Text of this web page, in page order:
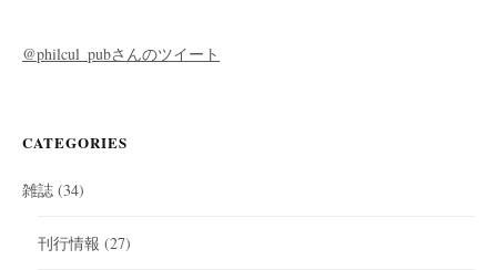
@philcul_pubさんのツイート
CATEGORIES
雑誌 (34)
刊行情報 (27)